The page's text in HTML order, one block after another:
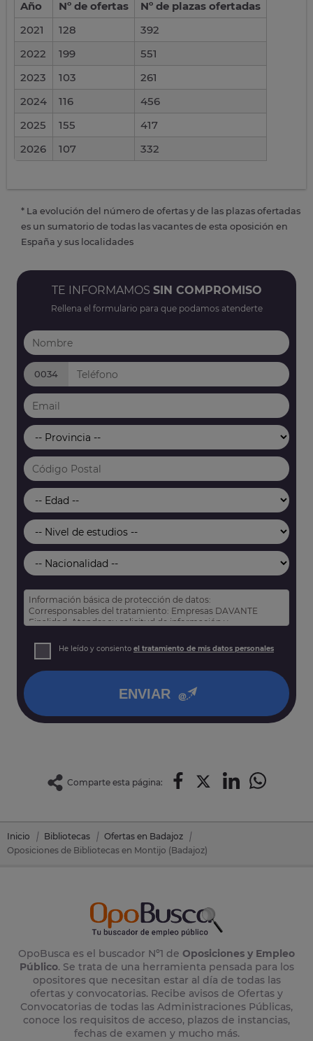
Año Nº de ofertas
Nº de plazas ofertadas
2021
128
392
2022
199
551
2023
103
261
2024
116
456
2025
155
417
2026
107 332
* La evolución del número de ofertas y de las plazas ofertadas
es un sumatorio de todas las vacantes de esta oposición en
España y sus localidades
TE INFORMAMOS SIN COMPROMISO
Rellena el formulario para que podamos atenderte
0034
Información básica de protección de datos:
Corresponsables del tratamiento: Empresas DAVANTE
Finalidad: Atender su solicitud de información y
Derechos: Puede acceder, rectificar y suprimir sus datos,
así como otros derechos tal y como se explica en nuestra
He leído y consiento el tratamiento de mis datos personales
ENVIAR
Comparte esta página:
Inicio Bibliotecas
Ofertas en Badajoz
Oposiciones de Bibliotecas en Montijo (Badajoz)
OpoBusca es el buscador Nº1 de Oposiciones y Empleo
Público. Se trata de una herramienta pensada para los
opositores que necesitan estar al día de todas las
ofertas y convocatorias. Recibe avisos de Ofertas y
Convocatorias de todas las Administraciones Públicas,
conoce los requisitos de acceso, plazos de instancias,
fechas de examen y mucho más.